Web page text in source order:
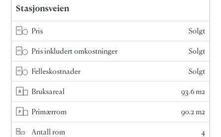
Stasjonsveien
Pris
Solgt
Pris inkludert omkostninger
Solgt
Felleskostnader
Solgt
Bruksareal
93.6 m2
Primærrom
90.2 m2
Antall rom
4